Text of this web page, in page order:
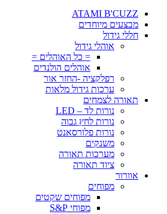
ATAMI B'CUZZ
מבצעים מיוחדים
חללי גידול
אוהלי גידול
= כל האוהלים =
אוהלים הולנדים
רפלקציה -החזר אור
ערכות גידול מלאות
תאורה לצמחים
נורות לד – LED
נורות לחץ גבוה
נורות פלורסאנט
משנקים
מערכות תאורה
ציוד תאורה
אוורור
מפוחים
מפוחים שקטים
מפוחי S&P